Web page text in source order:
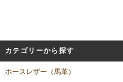
カテゴリーから探す
ホースレザー（馬革）